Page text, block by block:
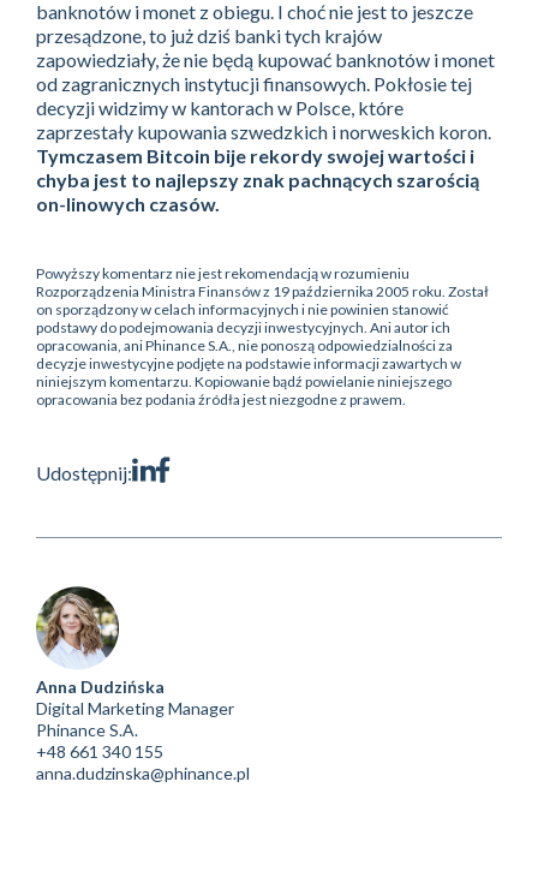
banknotów i monet z obiegu. I choć nie jest to jeszcze
przesądzone, to już dziś banki tych krajów
zapowiedziały, że nie będą kupować banknotów i monet
od zagranicznych instytucji finansowych. Pokłosie tej
decyzji widzimy w kantorach w Polsce, które
zaprzestały kupowania szwedzkich i norweskich koron.
Tymczasem Bitcoin bije rekordy swojej wartości i
chyba jest to najlepszy znak pachnących szarością
on-linowych czasów.
Powyższy komentarz nie jest rekomendacją w rozumieniu
Rozporządzenia Ministra Finansów z 19 października 2005 roku. Został
on sporządzony w celach informacyjnych i nie powinien stanowić
podstawy do podejmowania decyzji inwestycyjnych. Ani autor ich
opracowania, ani Phinance S.A., nie ponoszą odpowiedzialności za
decyzje inwestycyjne podjęte na podstawie informacji zawartych w
niniejszym komentarzu. Kopiowanie bądź powielanie niniejszego
opracowania bez podania źródła jest niezgodne z prawem.
Udostępnij:
Anna Dudzińska
Digital Marketing Manager
Phinance S.A.
+48 661 340 155
anna.dudzinska@phinance.pl